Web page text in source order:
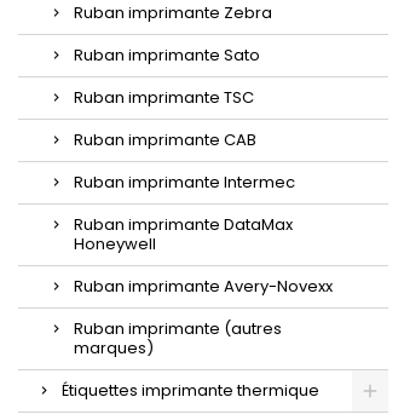
Ruban imprimante Zebra
Ruban imprimante Sato
Ruban imprimante TSC
Ruban imprimante CAB
Ruban imprimante Intermec
Ruban imprimante DataMax
Honeywell
Ruban imprimante Avery-Novexx
Ruban imprimante (autres
marques)
Étiquettes imprimante thermique